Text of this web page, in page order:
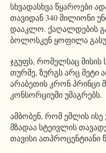
სხვადასხვა წყაროები
თავიდან 340 მილიონი
დააკლო. ქაღალდების
ბოლოსკენ ყოფილა
ჯგუფს, რომელსაც მისის
თურმე, ზურგს არც მეტი
არაბეთის კრონ პრინცი
კონსორციუმი უმაგრებს.
ამბობენ, რომ ეშლის ისე
მზადაა სტეივლის
თავისი ათპროცენტიანი